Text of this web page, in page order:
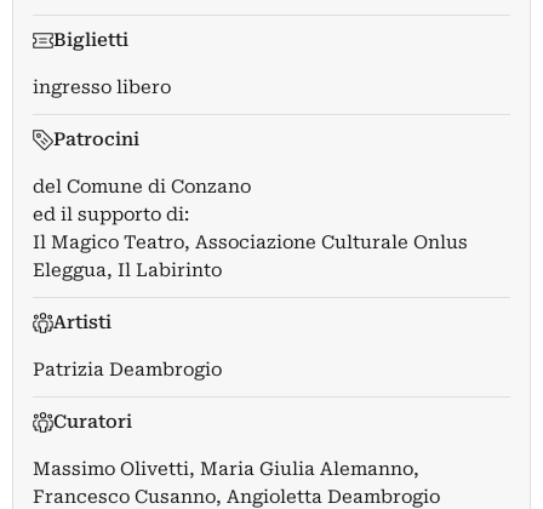
Biglietti
ingresso libero
Patrocini
del Comune di Conzano
ed il supporto di:
Il Magico Teatro, Associazione Culturale Onlus
Eleggua, Il Labirinto
Artisti
Patrizia Deambrogio
Curatori
Massimo Olivetti, Maria Giulia Alemanno,
Francesco Cusanno, Angioletta Deambrogio